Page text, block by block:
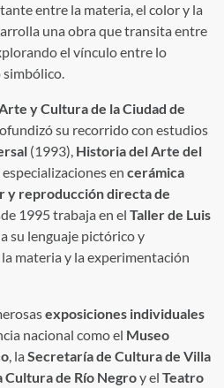
entre la materia, el color y la
una obra que transita entre
el vínculo entre lo
simbólico.
y Cultura de la Ciudad de
su recorrido con estudios
(1993), Historia del Arte del
en cerámica
y reproducción directa de
1995 trabaja en el Taller de Luis
su lenguaje pictórico y
materia y la experimentación
exposiciones individuales
nacional como el Museo
, la Secretaría de Cultura de Villa
Cultura de Río Negroy el Teatro